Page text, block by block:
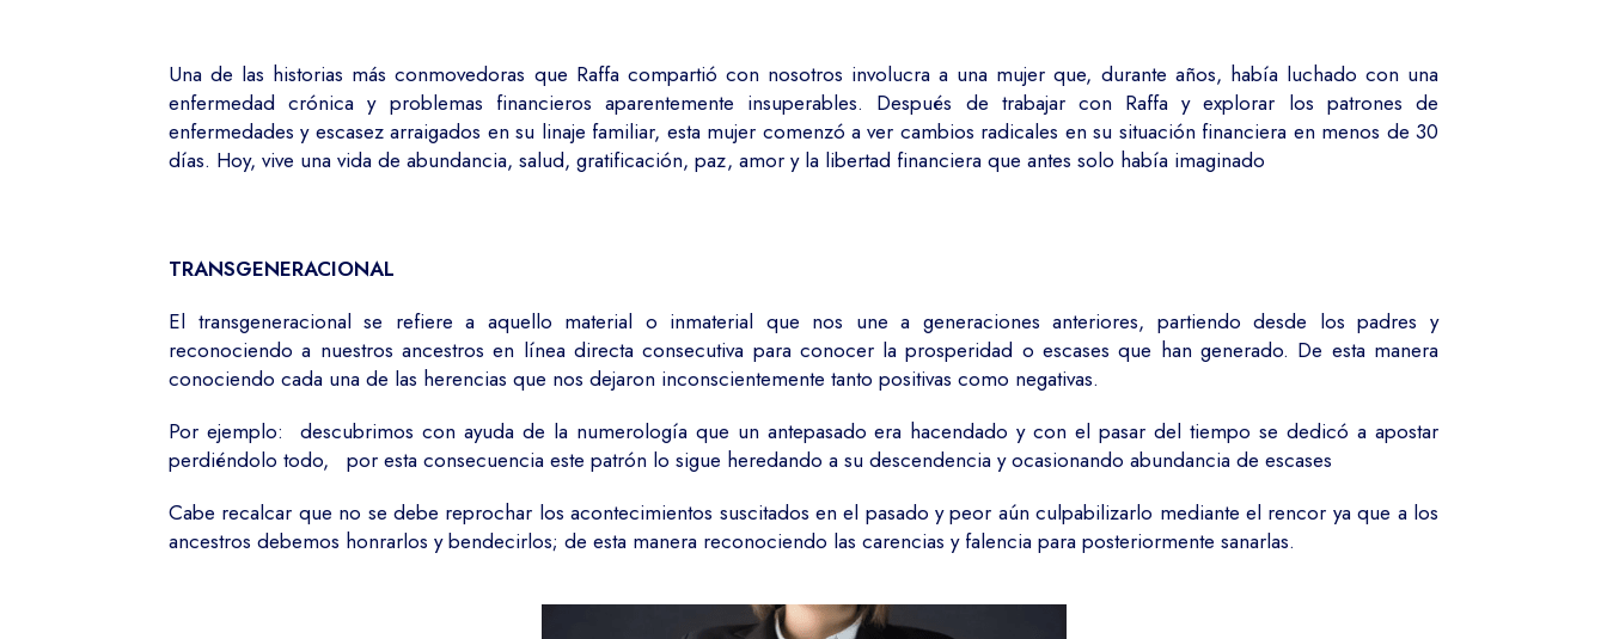
Una de las historias más conmovedoras que Raffa compartió con nosotros involucra a una mujer que, durante años, había luchado con una
enfermedad crónica y problemas financieros aparentemente insuperables. Después de trabajar con Raffa y explorar los patrones de
enfermedades y escasez arraigados en su linaje familiar, esta mujer comenzó a ver cambios radicales en su situación financiera en menos de 30
días. Hoy, vive una vida de abundancia, salud, gratificación, paz, amor y la libertad financiera que antes solo había imaginado
TRANSGENERACIONAL
El transgeneracional se refiere a aquello material o inmaterial que nos une a generaciones anteriores, partiendo desde los padres y
reconociendo a nuestros ancestros en línea directa consecutiva para conocer la prosperidad o escases que han generado. De esta manera
conociendo cada una de las herencias que nos dejaron inconscientemente tanto positivas como negativas.
Por ejemplo: descubrimos con ayuda de la numerología que un antepasado era hacendado y con el pasar del tiempo se dedicó a apostar
perdiéndolo todo, por esta consecuencia este patrón lo sigue heredando a su descendencia y ocasionando abundancia de escases
Cabe recalcar que no se debe reprochar los acontecimientos suscitados en el pasado y peor aún culpabilizarlo mediante el rencor ya que a los
ancestros debemos honrarlos y bendecirlos; de esta manera reconociendo las carencias y falencia para posteriormente sanarlas.